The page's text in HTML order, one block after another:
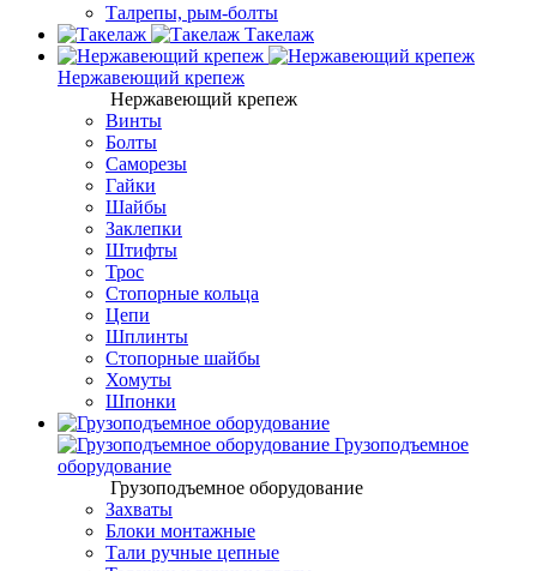
Талрепы, рым-болты
Такелаж
Нержавеющий крепеж
Нержавеющий крепеж
Винты
Болты
Саморезы
Гайки
Шайбы
Заклепки
Штифты
Трос
Стопорные кольца
Цепи
Шплинты
Стопорные шайбы
Хомуты
Шпонки
Грузоподъемное
оборудование
Грузоподъемное оборудование
Захваты
Блоки монтажные
Тали ручные цепные